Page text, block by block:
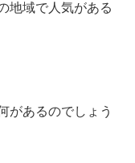
地域で人気がある
があるのでしょう